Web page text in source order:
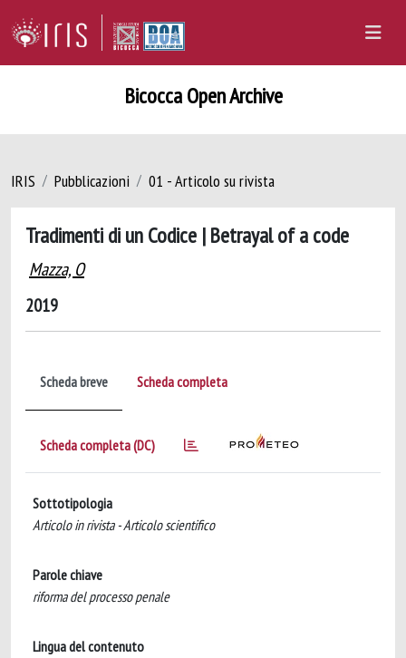
Bicocca Open Archive
IRIS Pubblicazioni 01 - Articolo su rivista
Tradimenti di un Codice | Betrayal of a code
Mazza, O
2019
Scheda breve Scheda completa
Scheda completa (DC)
Sottotipologia
Articolo in rivista - Articolo scientifico
Parole chiave
riforma del processo penale
Lingua del contenuto